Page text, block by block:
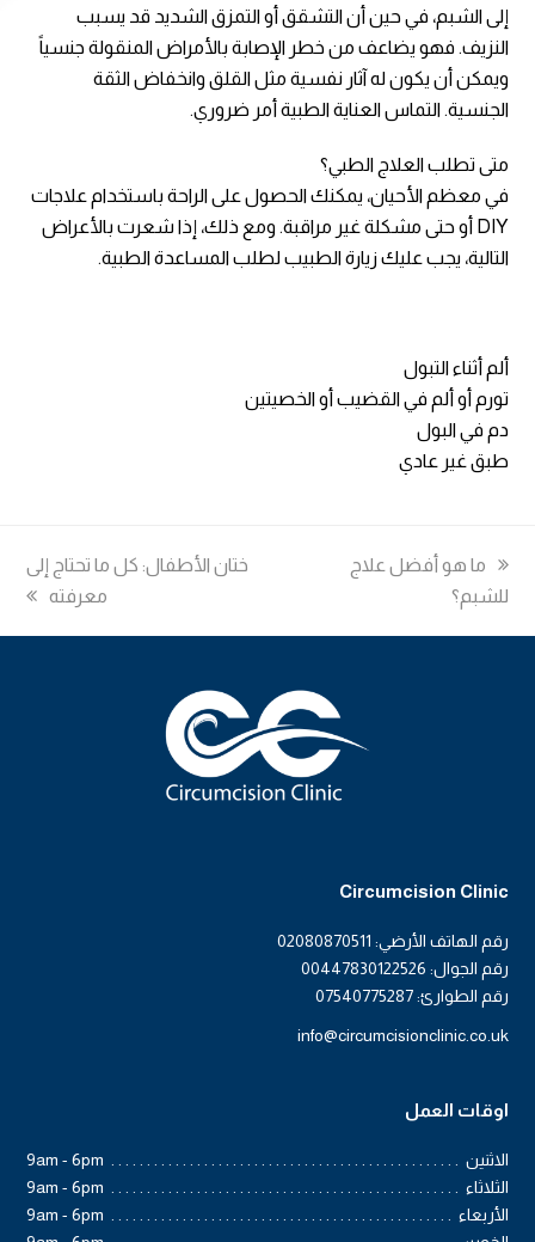
إلى الشبم، في حين أن التشقق أو التمزق الشديد قد يسبب
النزيف. فهو يضاعف من خطر الإصابة بالأمراض المنقولة جنسياً
ويمكن أن يكون له آثار نفسية مثل القلق وانخفاض الثقة
الجنسية. التماس العناية الطبية أمر ضروري.
متى تطلب العلاج الطبي؟
في معظم الأحيان، يمكنك الحصول على الراحة باستخدام علاجات
DIY أو حتى مشكلة غير مراقبة. ومع ذلك، إذا شعرت بالأعراض
التالية، يجب عليك زيارة الطبيب لطلب المساعدة الطبية.
ألم أثناء التبول
تورم أو ألم في القضيب أو الخصيتين
دم في البول
طبق غير عادي
previous
post:
ما هو أفضل علاج
للشبم؟
next
ختان الأطفال: كل ما تحتاج إلى
معرفته
Circumcision Clinic
رقم الهاتف الأرضي: 02080870511
رقم الجوال: 00447830122526
رقم الطوارئ: 07540775287
info@circumcisionclinic.co.uk
اوقات العمل
الاثنين
9am - 6pm
الثلاثاء
9am - 6pm
الأربعاء
9am - 6pm